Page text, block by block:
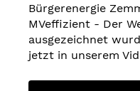
Bürgerenergie
MVeffizient - Der
ausgezeichnet
jetzt in unserem